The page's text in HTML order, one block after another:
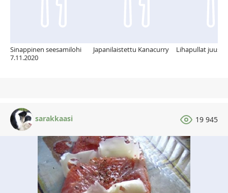
Sinappinen seesamilohi
7.11.2020
Japanilaistettu Kanacurry Lihapullat
sarakkaasi 19 945